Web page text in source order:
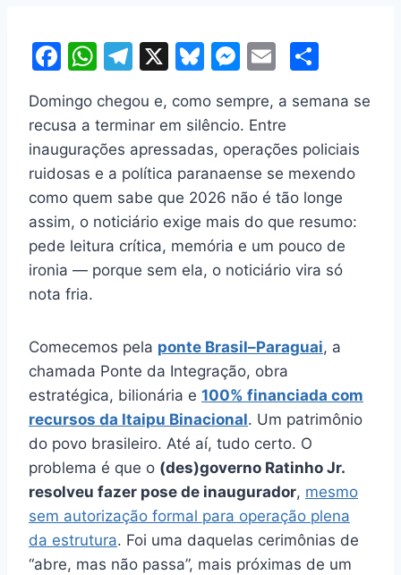
F
c
e
b
o
o
k
W
at
s
A
p
p
T
e
gr
a
m
X
Bl
e
s
k
y
M
s
s
e
n
g
er
E
ai
l
ar
e
Domingo chegou e, como sempre, a semana se
recusa a terminar em silêncio. Entre
inaugurações apressadas, operações policiais
ruidosas e a política paranaense se mexendo
como quem sabe que 2026 não é tão longe
assim, o noticiário exige mais do que resumo:
pede leitura crítica, memória e um pouco de
ironia — porque sem ela, o noticiário vira só
nota fria.
Comecemos pela ponte Brasil–Paraguai, a
chamada Ponte da Integração, obra
estratégica, bilionária e 100% financiada com
recursos da Itaipu Binacional. Um patrimônio
do povo brasileiro. Até aí, tudo certo. O
problema é que o (des)governo Ratinho Jr.
resolveu fazer pose de inaugurador, mesmo
sem autorização formal para operação plena
da estrutura. Foi uma daquelas cerimônias de
“abre, mas não passa”, mais próximas de um